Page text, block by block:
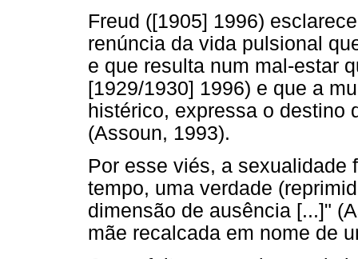
Freud ([1905] 1996)
renúncia da vida pulsional
e que resulta num mal-estar
[1929/1930] 1996) e que a
histérico, expressa o destino
(Assoun, 1993).
Por esse viés, a sexualidade
tempo, uma verdade
dimensão de ausência [...]"
mãe recalcada em nome de